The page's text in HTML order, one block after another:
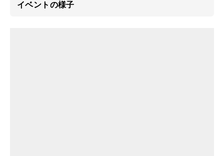
イベントの様子